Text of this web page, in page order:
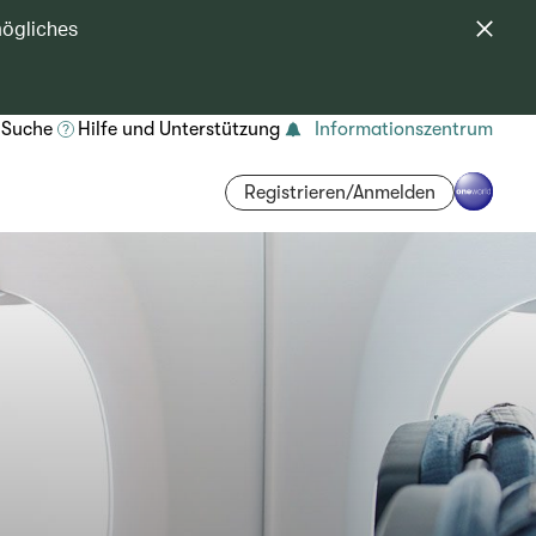
Suche Hilfe und Unterstützung Informationszentrum
Registrieren/Anmelden